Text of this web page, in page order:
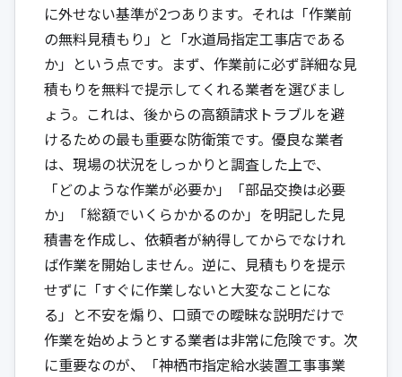
に外せない基準が2つあります。それは「作業前
の無料見積もり」と「水道局指定工事店である
か」という点です。まず、作業前に必ず詳細な見
積もりを無料で提示してくれる業者を選びまし
ょう。これは、後からの高額請求トラブルを避
けるための最も重要な防衛策です。優良な業者
は、現場の状況をしっかりと調査した上で、
「どのような作業が必要か」「部品交換は必要
か」「総額でいくらかかるのか」を明記した見
積書を作成し、依頼者が納得してからでなけれ
ば作業を開始しません。逆に、見積もりを提示
せずに「すぐに作業しないと大変なことにな
る」と不安を煽り、口頭での曖昧な説明だけで
作業を始めようとする業者は非常に危険です。次
に重要なのが、「神栖市指定給水装置工事事業